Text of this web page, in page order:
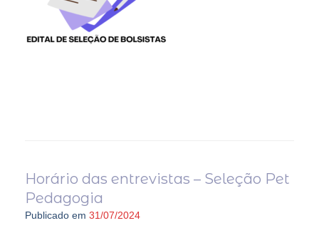
Horário das entrevistas – Seleção Pet
Pedagogia
Publicado em 31/07/2024